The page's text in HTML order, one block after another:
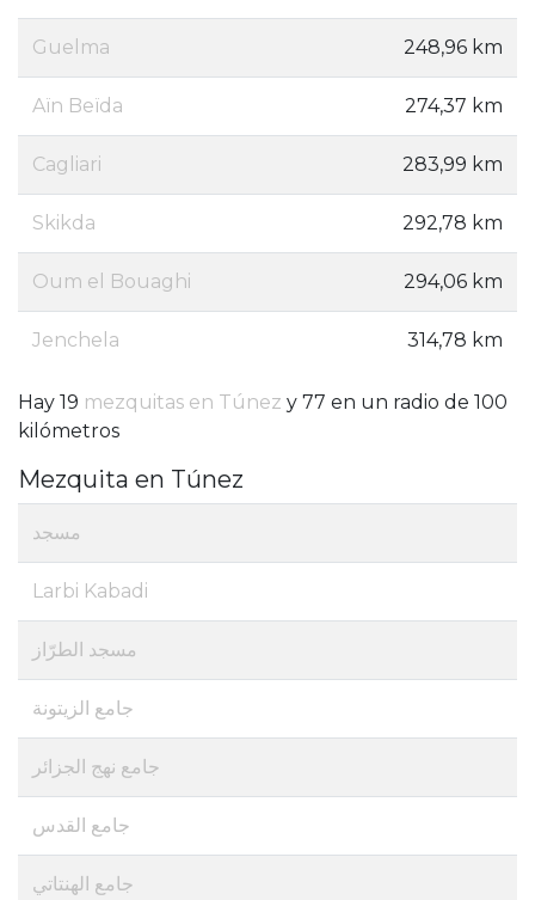
Guelma 248,96 km
Aïn Beïda 274,37 km
Cagliari 283,99 km
Skikda 292,78 km
Oum el Bouaghi ‎ 294,06 km
Jenchela 314,78 km
Hay 19 mezquitas en Túnez y 77 en un radio de 100
kilómetros
Mezquita en Túnez
مسجد
Larbi Kabadi
مسجد الطرّاز
جامع الزيتونة
جامع نهج الجزائر
جامع القدس
جامع الهنتاتي